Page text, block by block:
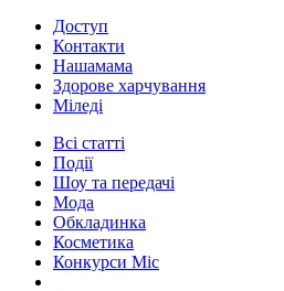
Доступ
Контакти
Нашамама
Здорове харчування
Міледі
Всі статті
Події
Шоу та передачі
Мода
Обкладинка
Косметика
Конкурси Міс